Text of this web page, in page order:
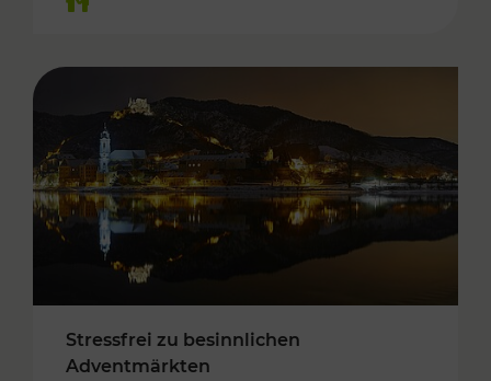
Stressfrei zu besinnlichen
Adventmärkten